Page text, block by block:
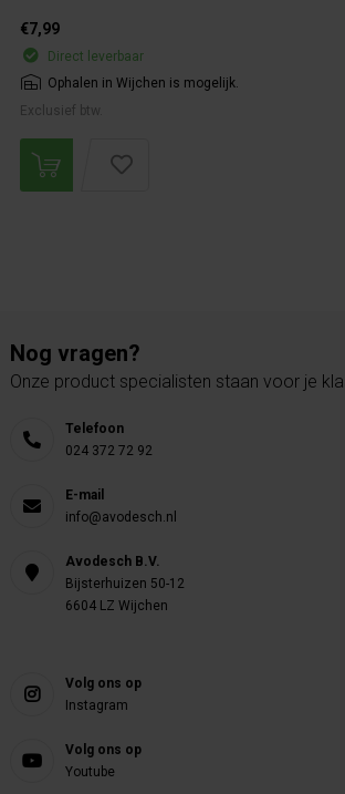
€7,99
Direct leverbaar
Ophalen in Wijchen is mogelijk.
Exclusief btw.
Nog vragen?
Onze product specialisten staan voor je
Telefoon
024 372 72 92
E-mail
info@avodesch.nl
Avodesch B.V.
Bijsterhuizen 50-12
6604 LZ Wijchen
Volg ons op
Instagram
Volg ons op
Youtube